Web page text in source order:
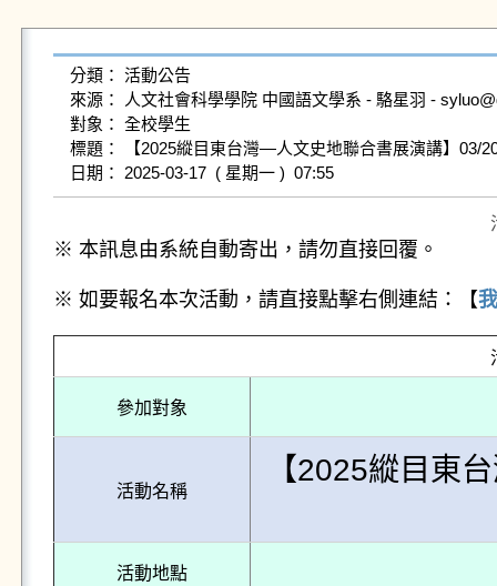
分類： 活動公告
來源： 人文社會科學學院 中國語文學系 - 駱星羽 -
對象： 全校學生
標題： 【2025縱目東台灣—人文史地聯合書展演講】03/
日期： 2025-03-17  ( 星期一 )  07:55
※ 本訊息由系統自動寄出，請勿直接回覆。
※ 如要報名本次活動，請直接點擊右側連結：【
參加對象
活動名稱
【2025縱目東
活動地點